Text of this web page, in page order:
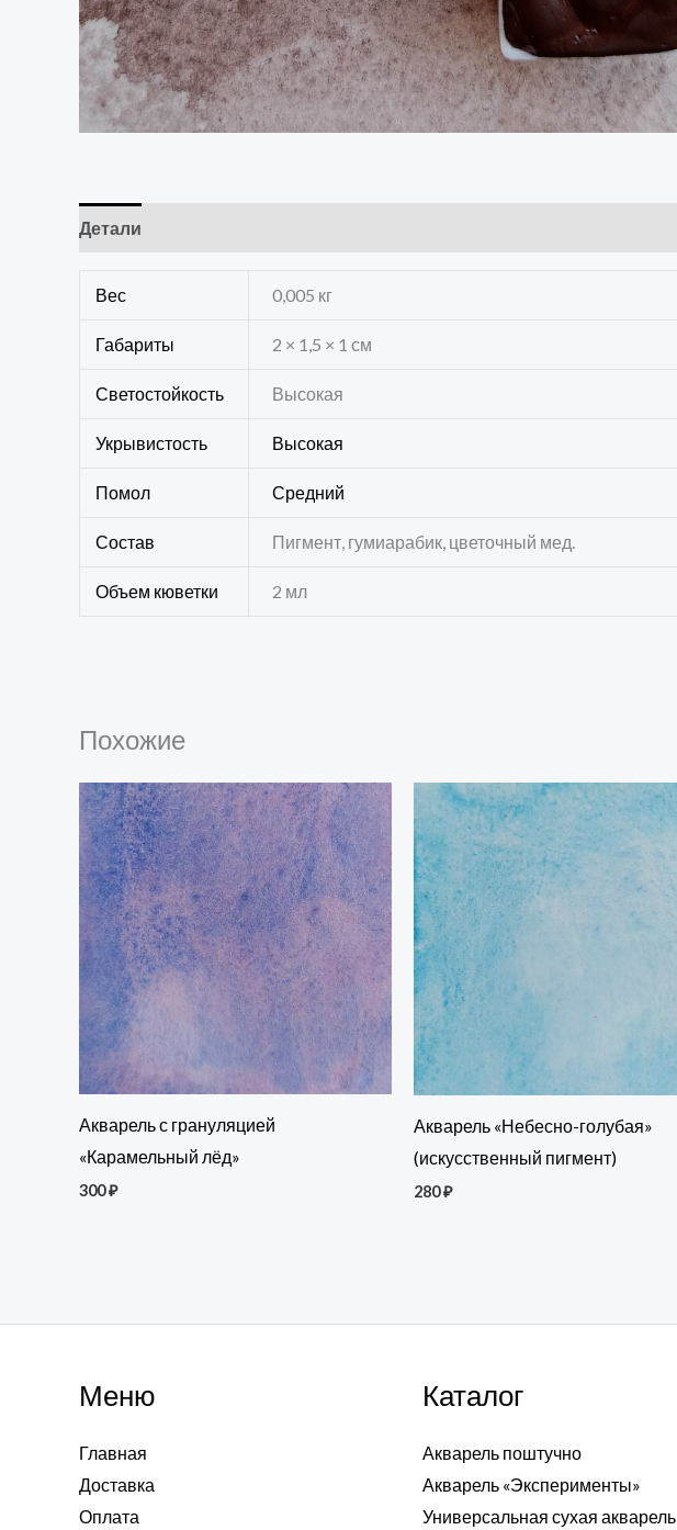
Детали
Вес 0,005 кг
Габариты 2 × 1,5 × 1 см
Светостойкость Высокая
Укрывистость Высокая
Помол Средний
Состав Пигмент, гумиарабик, цветочный мед.
Объем кюветки 2 мл
Похожие
Акварель с грануляцией
«Карамельный лёд»
300₽
Акварель «Небесно-голубая»
(искусственный пигмент)
280₽
Меню
Главная
Доставка
Оплата
Каталог
Акварель поштучно
Акварель «Эксперименты»
Универсальная сухая акварель